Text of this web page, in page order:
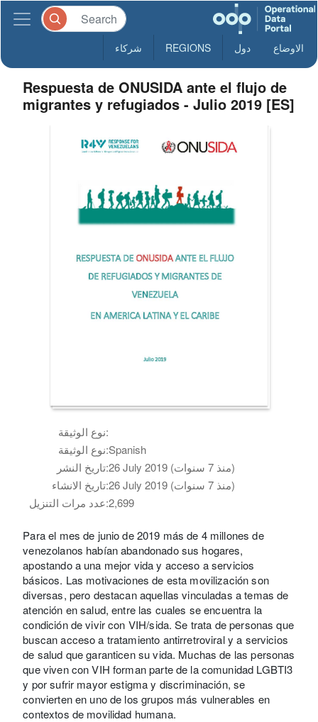
الاوضاع دول REGIONS شركاء
Respuesta de ONUSIDA ante el flujo de
migrantes y refugiados - Julio 2019 [ES]
نوع الوثيقة:
نوع الوثيقة:Spanish
تاريخ النشر:
26 July 2019 (منذ 7 سنوات)
تاريخ الانشاء:
26 July 2019 (منذ 7 سنوات)
عدد مرات التنزيل:2,699
Para el mes de junio de 2019 más de 4 millones de
venezolanos habían abandonado sus hogares,
apostando a una mejor vida y acceso a servicios
básicos. Las motivaciones de esta movilización son
diversas, pero destacan aquellas vinculadas a temas de
atención en salud, entre las cuales se encuentra la
condición de vivir con VIH/sida. Se trata de personas que
buscan acceso a tratamiento antirretroviral y a servicios
de salud que garanticen su vida. Muchas de las personas
que viven con VIH forman parte de la comunidad LGBTI3
y por sufrir mayor estigma y discriminación, se
convierten en uno de los grupos más vulnerables en
contextos de movilidad humana.